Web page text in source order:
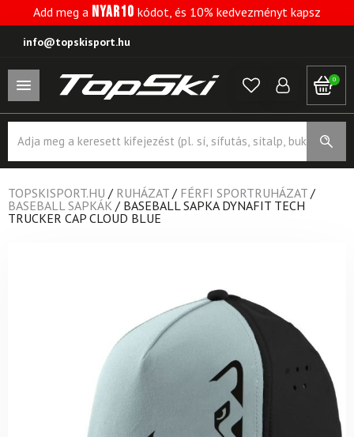
Add meg a NYAR10 kódot, és 10% kedvezményt kapsz
info@topskisport.hu
0
search
TOPSKISPORT.HU / RUHÁZAT / FÉRFI SPORTRUHÁZAT /
BASEBALL SAPKÁK / BASEBALL SAPKA DYNAFIT TECH
TRUCKER CAP CLOUD BLUE